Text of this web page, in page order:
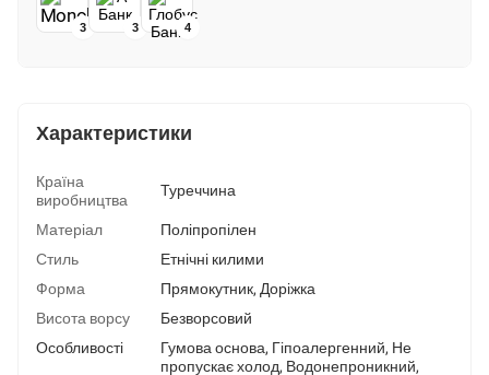
3 3 4
Характеристики
Країна
виробництва
Туреччина
Матеріал
Поліпропілен
Стиль
Етнічні килими
Форма
Прямокутник, Доріжка
Висота ворсу
Безворсовий
Особливості
Гумова основа, Гіпоалергенний, Не
пропускає холод, Водонепроникний,